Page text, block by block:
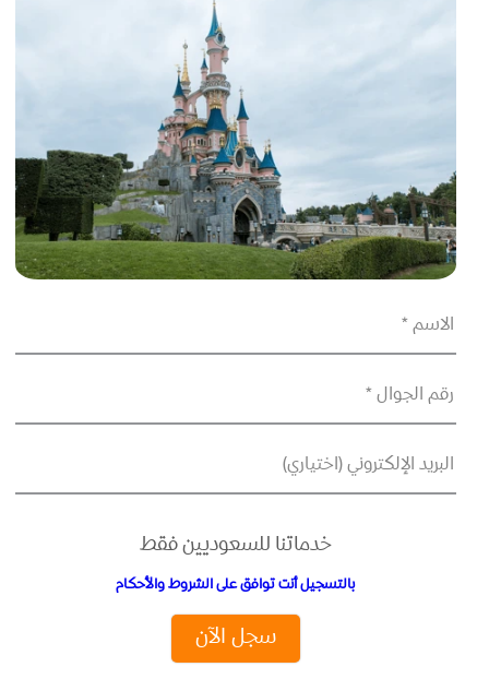
الاسم *
رقم الجوال *
البريد الإلكتروني (اختياري)
خدماتنا للسعوديين فقط
بالتسجيل أنت توافق على الشروط والأحكام
سجل الآن